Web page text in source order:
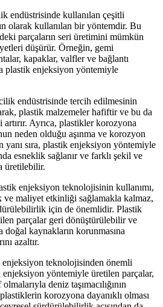
endüstrisinde kullanılan çeşitli
olarak kullanılan bir yöntemdir. Bu
parçaların seri üretimini mümkün
düşürür. Örneğin, gemi
kapaklar, valfler ve bağlantı
plastik enjeksiyon yöntemiyle
endüstrisinde tercih edilmesinin
plastik malzemeler hafiftir ve bu da
Ayrıca, plastikler korozyona
neden olduğu aşınma ve korozyon
yanı sıra, plastik enjeksiyon yöntemiyle
esneklik sağlanır ve farklı şekil ve
üretilebilir.
enjeksiyon teknolojisinin kullanımı,
ve maliyet etkinliği sağlamakla kalmaz,
için de önemlidir. Plastik
parçalar geri dönüştürülebilir ve
kaynakların korunmasına
azaltır.
teknolojisinden önemli
yöntemiyle üretilen parçalar,
deniz taşımacılığının
korozyona dayanıklı olması